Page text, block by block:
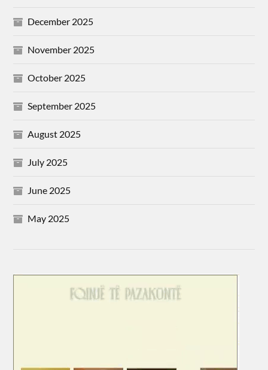
December 2025
November 2025
October 2025
September 2025
August 2025
July 2025
June 2025
May 2025